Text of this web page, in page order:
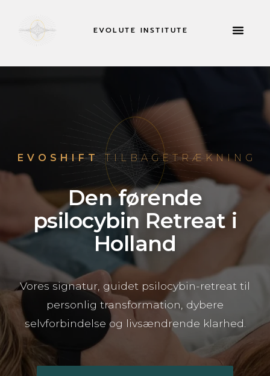
EVOLUTE INSTITUTE
EVOSHIFTTILBAGETRÆKNING
Den førende
psilocybin Retreat i
Holland
Vores signatur, guidet psilocybin-retreat til
personlig transformation, dybere
selvforbindelse og livsændrende klarhed.